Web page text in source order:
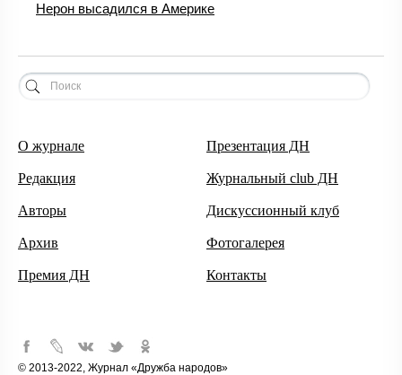
Нерон высадился в Америке
О журнале
Редакция
Авторы
Архив
Премия ДН
Презентация ДН
Журнальный club ДН
Дискуссионный клуб
Фотогалерея
Контакты
© 2013-2022, Журнал «Дружба народов»